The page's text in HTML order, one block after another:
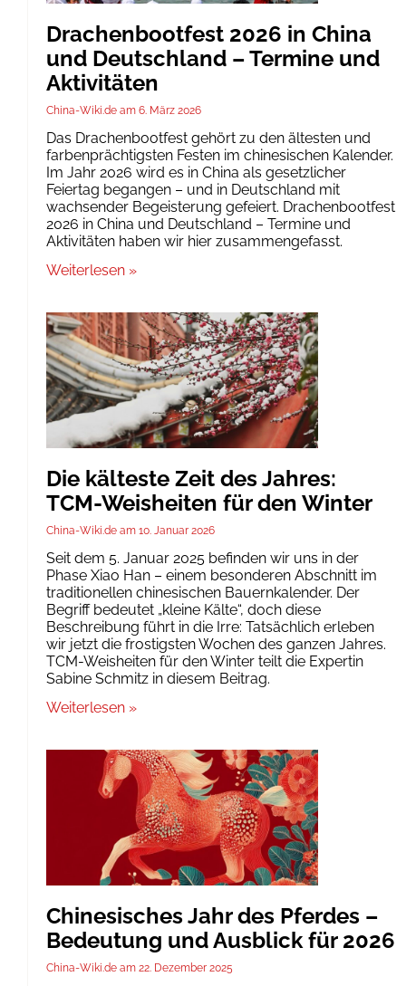
Drachenbootfest 2026 in China
und Deutschland – Termine und
Aktivitäten
China-Wiki.de 6. März 2026
Das Drachenbootfest gehört zu den ältesten und
farbenprächtigsten Festen im chinesischen Kalender.
Im Jahr 2026 wird es in China als gesetzlicher
Feiertag begangen – und in Deutschland mit
wachsender Begeisterung gefeiert. Drachenbootfest
2026 in China und Deutschland – Termine und
Aktivitäten haben wir hier zusammengefasst.
Weiterlesen »
Die kälteste Zeit des Jahres:
TCM-Weisheiten für den Winter
China-Wiki.de 10. Januar 2026
Seit dem 5. Januar 2025 befinden wir uns in der
Phase Xiao Han – einem besonderen Abschnitt im
traditionellen chinesischen Bauernkalender. Der
Begriff bedeutet „kleine Kälte“, doch diese
Beschreibung führt in die Irre: Tatsächlich erleben
wir jetzt die frostigsten Wochen des ganzen Jahres.
TCM-Weisheiten für den Winter teilt die Expertin
Sabine Schmitz in diesem Beitrag.
Weiterlesen »
Chinesisches Jahr des Pferdes –
Bedeutung und Ausblick für 2026
China-Wiki.de 22. Dezember 2025